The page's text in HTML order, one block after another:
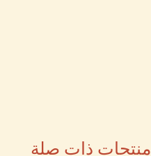
منتجات ذات صلة